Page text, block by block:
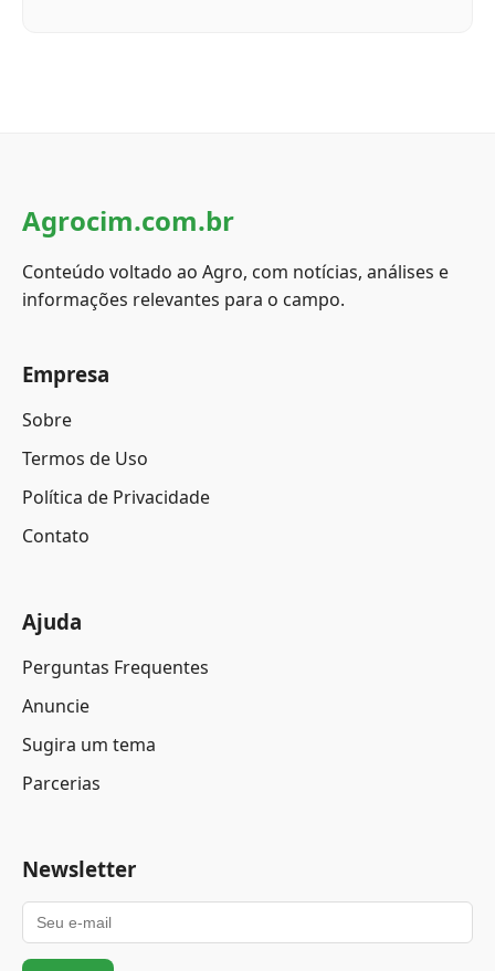
Agrocim.com.br
Conteúdo voltado ao Agro, com notícias, análises e
informações relevantes para o campo.
Empresa
Sobre
Termos de Uso
Política de Privacidade
Contato
Ajuda
Perguntas Frequentes
Anuncie
Sugira um tema
Parcerias
Newsletter